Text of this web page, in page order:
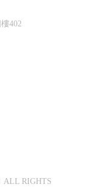
402
ALL RIGHTS